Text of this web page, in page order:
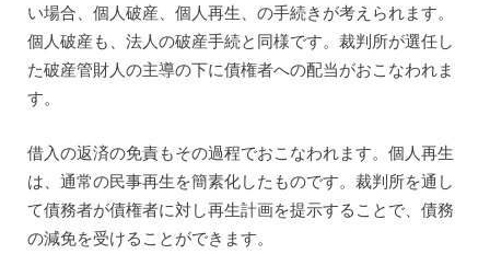
い場合、個人破産、個人再生、の手続きが考えられます。
個人破産も、法人の破産手続と同様です。裁判所が選任し
た破産管財人の主導の下に債権者への配当がおこなわれま
す。
借入の返済の免責もその過程でおこなわれます。個人再生
は、通常の民事再生を簡素化したものです。裁判所を通し
て債務者が債権者に対し再生計画を提示することで、債務
の減免を受けることができます。